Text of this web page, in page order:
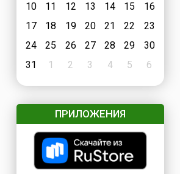
10
11 12 13 14 15
16
17
18 19 20 21 22
23
24
25 26 27 28 29
30
31
1 2 3 4 5 6
ПРИЛОЖЕНИЯ